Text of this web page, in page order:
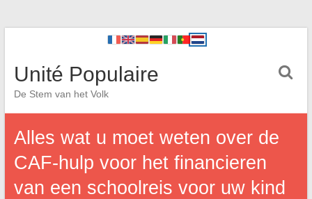
Unité Populaire
De Stem van het Volk
Alles wat u moet weten over de
CAF-hulp voor het financieren
van een schoolreis voor uw kind